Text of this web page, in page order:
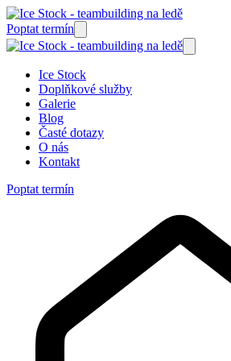
Poptat termín
Ice Stock
Doplňkové služby
Galerie
Blog
Časté dotazy
O nás
Kontakt
Poptat termín